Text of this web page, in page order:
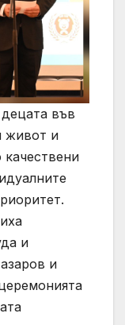
във
живот и
и
и